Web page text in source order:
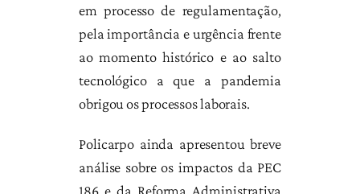
em processo de regulamentação,
pela importância e urgência frente
ao momento histórico e ao salto
tecnológico a que a pandemia
obrigou os processos laborais.
Policarpo ainda apresentou breve
análise sobre os impactos da PEC
186 e da Reforma Administrativa